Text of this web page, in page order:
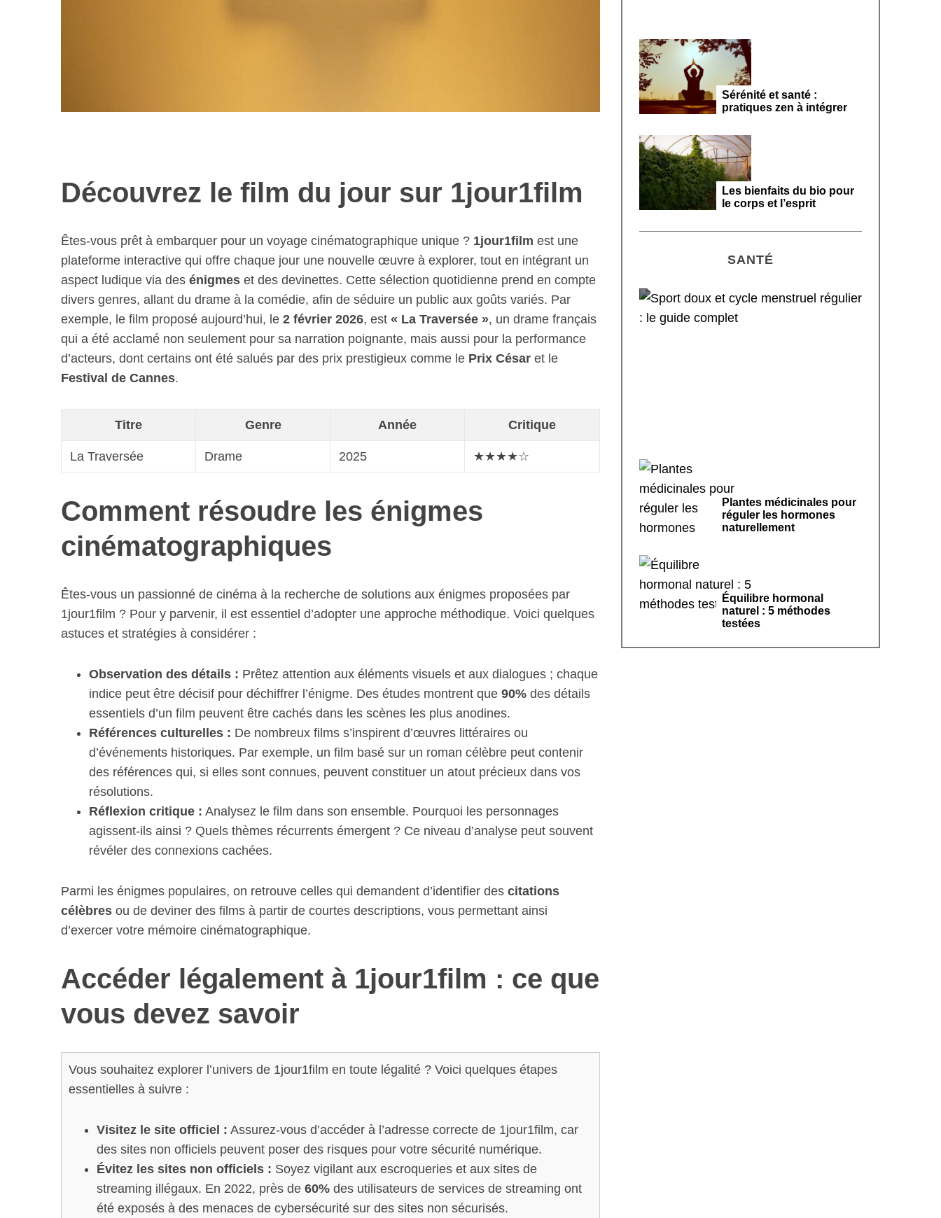
Découvrez le film du jour sur 1jour1film
Êtes-vous prêt à embarquer pour un voyage cinématographique unique ? 1jour1film est une
plateforme interactive qui offre chaque jour une nouvelle œuvre à explorer, tout en intégrant un
aspect ludique via des énigmes et des devinettes. Cette sélection quotidienne prend en compte
divers genres, allant du drame à la comédie, afin de séduire un public aux goûts variés. Par
exemple, le film proposé aujourd’hui, le 2 février 2026, est « La Traversée », un drame français
qui a été acclamé non seulement pour sa narration poignante, mais aussi pour la performance
d’acteurs, dont certains ont été salués par des prix prestigieux comme le Prix César et le
Festival de Cannes.
Titre Genre Année Critique
La Traversée Drame 2025 ★★★★☆
Comment résoudre les énigmes
cinématographiques
Êtes-vous un passionné de cinéma à la recherche de solutions aux énigmes proposées par
1jour1film ? Pour y parvenir, il est essentiel d’adopter une approche méthodique. Voici quelques
astuces et stratégies à considérer :
Observation des détails : Prêtez attention aux éléments visuels et aux dialogues ; chaque
indice peut être décisif pour déchiffrer l’énigme. Des études montrent que 90% des détails
essentiels d’un film peuvent être cachés dans les scènes les plus anodines.
Références culturelles : De nombreux films s’inspirent d’œuvres littéraires ou
d’événements historiques. Par exemple, un film basé sur un roman célèbre peut contenir
des références qui, si elles sont connues, peuvent constituer un atout précieux dans vos
résolutions.
Réflexion critique : Analysez le film dans son ensemble. Pourquoi les personnages
agissent-ils ainsi ? Quels thèmes récurrents émergent ? Ce niveau d’analyse peut souvent
révéler des connexions cachées.
Parmi les énigmes populaires, on retrouve celles qui demandent d’identifier des citations
célèbres ou de deviner des films à partir de courtes descriptions, vous permettant ainsi
d’exercer votre mémoire cinématographique.
Accéder légalement à 1jour1film : ce que
vous devez savoir
Vous souhaitez explorer l’univers de 1jour1film en toute légalité ? Voici quelques étapes
essentielles à suivre :
Visitez le site officiel : Assurez-vous d’accéder à l’adresse correcte de 1jour1film, car
des sites non officiels peuvent poser des risques pour votre sécurité numérique.
Évitez les sites non officiels : Soyez vigilant aux escroqueries et aux sites de
streaming illégaux. En 2022, près de 60% des utilisateurs de services de streaming ont
été exposés à des menaces de cybersécurité sur des sites non sécurisés.
Sérénité et santé :
pratiques zen à intégrer
Les bienfaits du bio pour
le corps et l’esprit
SANTÉ
Plantes médicinales pour
réguler les hormones
naturellement
Équilibre hormonal
naturel : 5 méthodes
testées
S
e
a
c
h
f
o
: